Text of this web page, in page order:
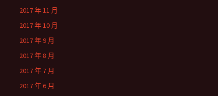
2017 年 11 月
2017 年 10 月
2017 年 9 月
2017 年 8 月
2017 年 7 月
2017 年 6 月